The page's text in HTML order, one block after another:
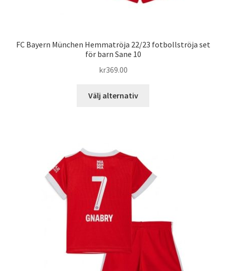
FC Bayern München Hemmatröja 22/23 fotbollströja set
för barn Sane 10
kr369.00
Välj alternativ
olika
produktsidan